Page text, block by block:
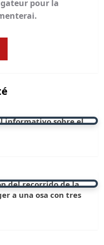
pour la
informativo sobre el
del recorrido de la
a una osa con tres